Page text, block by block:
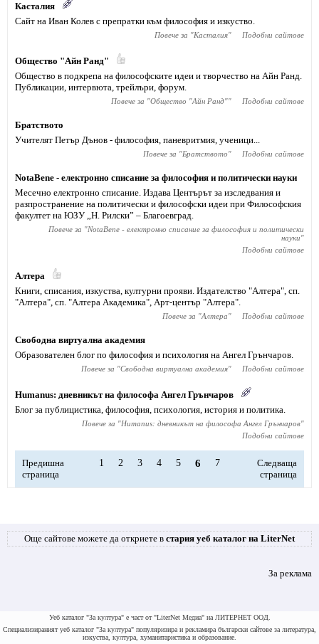
Касталия
Сайт на Иван Колев с препратки към философия и изкуство.
Повече за "Касталия" Подобни сайтове
Общество "Айн Ранд"
Общество в подкрепа на философските идеи и творчество на Айн Ранд.
Публикации, интервюта, трейлъри, форум.
Повече за "Общество "Айн Ранд"" Подобни сайтове
Братството
Учителят Петър Дънов - философия, паневритмия, ученици...
Повече за "Братството" Подобни сайтове
NotaBene - електронно списание за философия и политически науки
Месечно електронно списание. Издава Центърът за изследвания и
разпространение на политически и философски идеи при Философския
факултет на ЮЗУ „Н. Рилски” – Благоевград.
Повече за "NotaBene - електронно списание за философия и политически
науки"
Подобни сайтове
Алтера
Книги, списания, изкуства, културни прояви. Издателство "Алтера", сп.
"Алтера", сп. "Алтера Академика", Арт-център "Алтера".
Повече за "Алтера" Подобни сайтове
Свободна виртуална академия
Образователен блог по философия и психология на Ангел Грънчаров.
Повече за "Свободна виртуална академия" Подобни сайтове
Humanus: дневникът на философа Ангел Грънчаров
Блог за публицистика, философия, психология, история и политика.
Повече за "Humanus: дневникът на философа Ангел Грънчаров"
Подобни сайтове
Предишна
страница
1 2 3 4 5 6 7
Следваща
страница
Още сайтове можете да откриете в стария уеб каталог на LiterNet
За реклама
Уеб каталог "За култура" е част от "LiterNet Медиа" на ЛИТЕРНЕТ ООД.
Специализираният уеб каталог "За култура" популяризира и рекламира български сайтове за литература,
изкуства, култура, хуманитаристика и образование.